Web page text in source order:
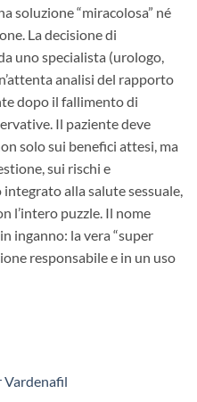
soluzione “miracolosa” né
La decisione di
uno specialista (urologo,
analisi del rapporto
dopo il fallimento di
Il paziente deve
solo sui benefici attesi, ma
sui rischi e
alla salute sessuale,
l’intero puzzle. Il nome
inganno: la vera “super
responsabile e in un uso
Vardenafil